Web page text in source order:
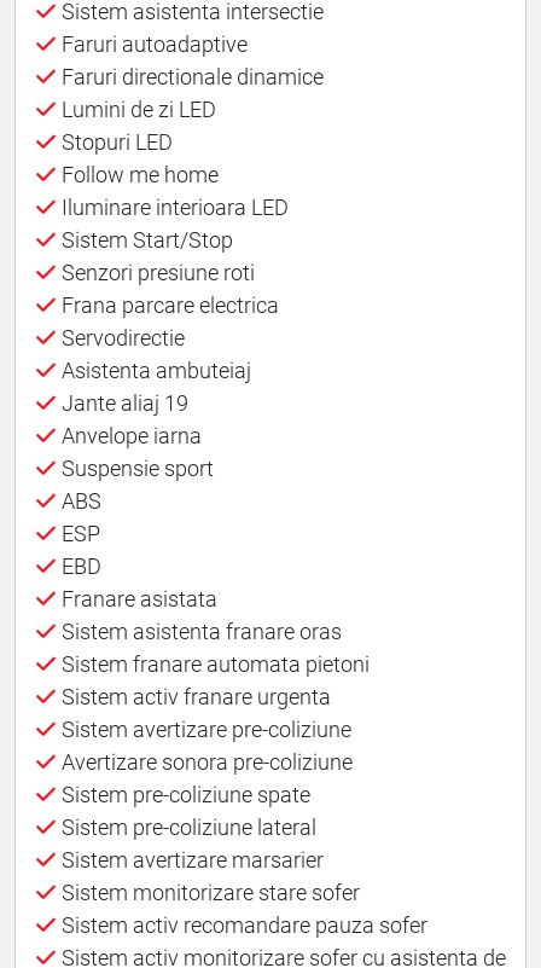
Sistem asistenta intersectie
Faruri autoadaptive
Faruri directionale dinamice
Lumini de zi LED
Stopuri LED
Follow me home
Iluminare interioara LED
Sistem Start/Stop
Senzori presiune roti
Frana parcare electrica
Servodirectie
Asistenta ambuteiaj
Jante aliaj 19
Anvelope iarna
Suspensie sport
ABS
ESP
EBD
Franare asistata
Sistem asistenta franare oras
Sistem franare automata pietoni
Sistem activ franare urgenta
Sistem avertizare pre-coliziune
Avertizare sonora pre-coliziune
Sistem pre-coliziune spate
Sistem pre-coliziune lateral
Sistem avertizare marsarier
Sistem monitorizare stare sofer
Sistem activ recomandare pauza sofer
Sistem activ monitorizare sofer cu asistenta de